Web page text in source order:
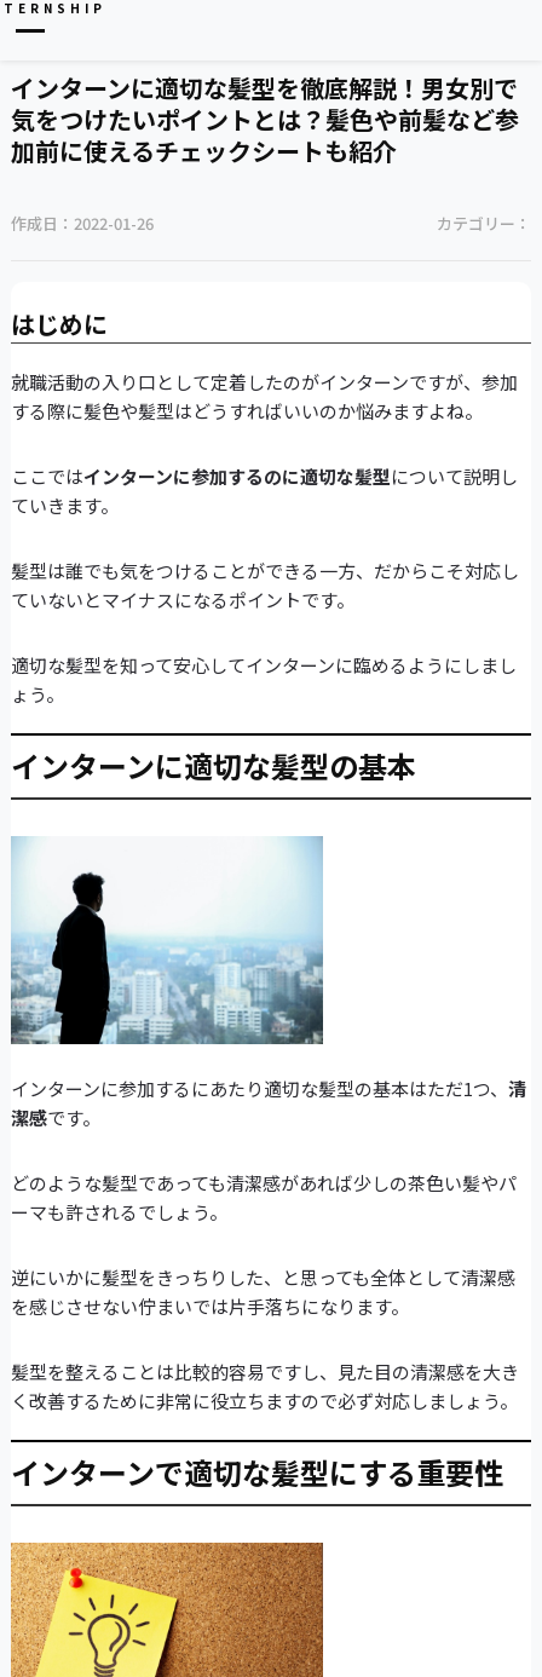
インターンに適切な髪型を徹底解説！男女別で
気をつけたいポイントとは？髪色や前髪など参
加前に使えるチェックシートも紹介
作成日： 2022-01-26 カテゴリー：
はじめに
就職活動の入り口として定着したのがインターンですが、参加
する際に髪色や髪型はどうすればいいのか悩みますよね。
ここではインターンに参加するのに適切な髪型について説明し
ていきます。
髪型は誰でも気をつけることができる一方、だからこそ対応し
ていないとマイナスになるポイントです。
適切な髪型を知って安心してインターンに臨めるようにしまし
ょう。
インターンに適切な髪型の基本
インターンに参加するにあたり適切な髪型の基本はただ1つ、 清
潔感です。
どのような髪型であっても清潔感があれば少しの茶色い髪やパ
ーマも許されるでしょう。
逆にいかに髪型をきっちりした、と思っても全体として清潔感
を感じさせない佇まいでは片手落ちになります。
髪型を整えることは比較的容易ですし、見た目の清潔感を大き
く改善するために非常に役立ちますので必ず対応しましょう。
インターンで適切な髪型にする重要性